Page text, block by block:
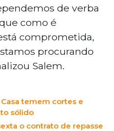
de verba
como é
comprometida,
procurando
Salem.
temem cortes e
sólido
o contrato de repasse